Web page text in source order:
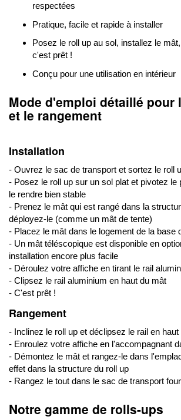
respectées
Pratique, facile et rapide à installer
Posez le roll up au sol, installez le
c'est prêt !
Conçu pour une utilisation en intérieur
Mode d'emploi détaillé
et le rangement
Installation
- Ouvrez le sac de transport et sortez le roll
- Posez le roll up sur un sol plat et pivotez le
le rendre bien stable
- Prenez le mât qui est rangé dans la
déployez-le (comme un mât de tente)
- Placez le mât dans le logement de la base
- Un mât téléscopique est disponible en
installation encore plus facile
- Déroulez votre affiche en tirant le rail
- Clipsez le rail aluminium en haut du mât
- C'est prêt !
Rangement
- Inclinez le roll up et déclipsez le rail en
- Enroulez votre affiche en l'accompagnant
- Démontez le mât et rangez-le dans
effet dans la structure du roll up
- Rangez le tout dans le sac de transport
Notre gamme de rolls-ups